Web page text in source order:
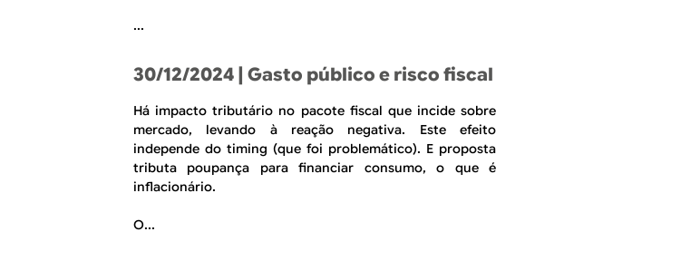
...
30/12/2024 | Gasto público e risco fiscal
Há impacto tributário no pacote fiscal que incide sobre
mercado, levando à reação negativa. Este efeito
independe do timing (que foi problemático). E proposta
tributa poupança para financiar consumo, o que é
inflacionário.
O...